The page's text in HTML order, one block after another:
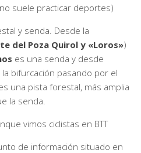
suele practicar deportes)
y senda. Desde la
del Poza Quirol y «Loros»)
es una senda y desde
bifurcación pasando por el
una pista forestal, más amplia
la senda.
vimos ciclistas en BTT
de información situado en